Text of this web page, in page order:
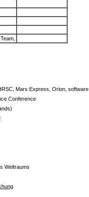
Mars Express, Orion, software
Conference
Weltraums